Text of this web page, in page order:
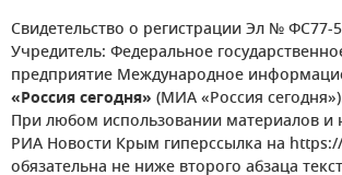
Свидетельство о регистрации Эл № ФС77-
Учредитель: Федеральное
предприятие Международное
«Россия сегодня» (МИА «Россия
При любом использовании материалов и
РИА Новости Крым гиперссылка на
обязательна не ниже второго абзаца